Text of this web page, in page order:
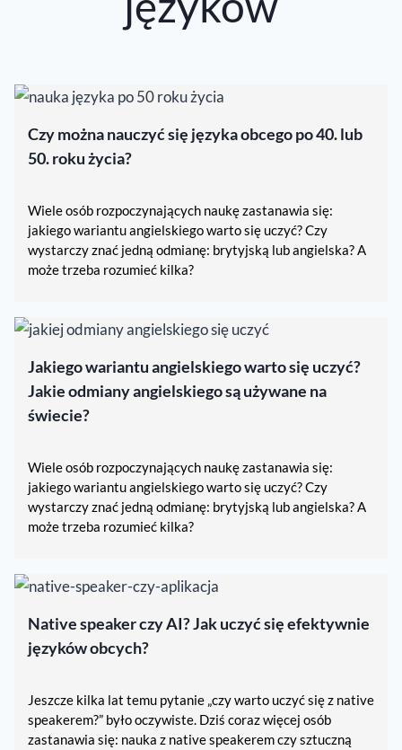
Czy można nauczyć się języka obcego po 40. lub
50. roku życia?
Wiele osób rozpoczynających naukę zastanawia się:
jakiego wariantu angielskiego warto się uczyć? Czy
wystarczy znać jedną odmianę: brytyjską lub angielska? A
może trzeba rozumieć kilka?
Jakiego wariantu angielskiego warto się uczyć?
Jakie odmiany angielskiego są używane na
świecie?
Wiele osób rozpoczynających naukę zastanawia się:
jakiego wariantu angielskiego warto się uczyć? Czy
wystarczy znać jedną odmianę: brytyjską lub angielska? A
może trzeba rozumieć kilka?
Native speaker czy AI? Jak uczyć się efektywnie
języków obcych?
Jeszcze kilka lat temu pytanie „czy warto uczyć się z native
speakerem?” było oczywiste. Dziś coraz więcej osób
zastanawia się: nauka z native speakerem czy sztuczną